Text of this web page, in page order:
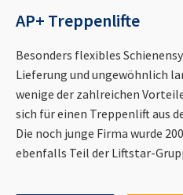
AP+ Treppenlifte
Besonders flexibles
Lieferung und ungewöhnlich
wenige der zahlreichen
sich für einen Treppenlift aus
Die noch junge Firma wurde
ebenfalls Teil der Liftstar-